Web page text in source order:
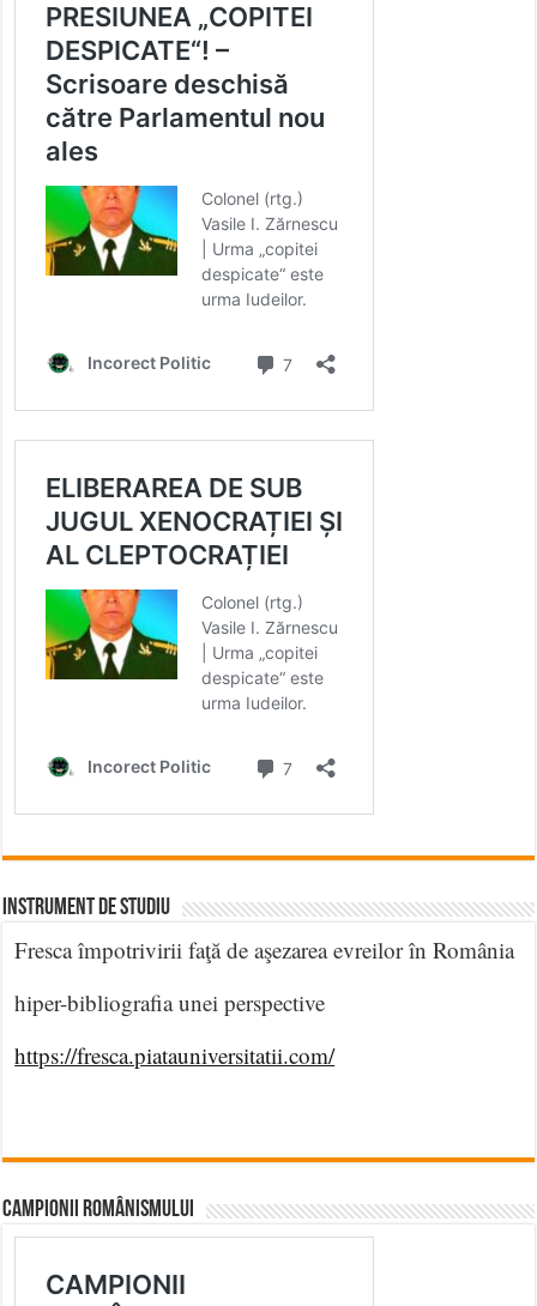
INSTRUMENT DE STUDIU
Fresca împotrivirii faţă de aşezarea evreilor în România
hiper-bibliografia unei perspective
https://fresca.piatauniversitatii.com/
CAMPIONII ROMÂNISMULUI